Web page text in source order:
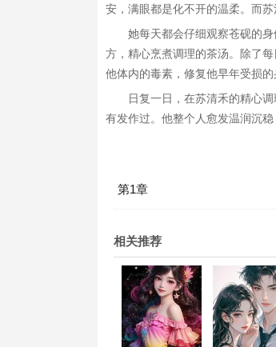
安，满眼都是化不开的温柔。而
她每天都会仔细观察苍砚的
方，精心烹煮调理的茶汤。除了
他体内的毒素，修复他早年受损的
日复一日，在苏清禾的精心
有发作过。他整个人愈发温润沉
第1章
相关推荐